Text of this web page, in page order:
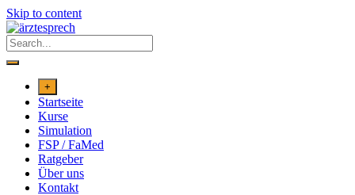
Skip to content
+
Startseite
Kurse
Simulation
FSP / FaMed
Ratgeber
Über uns
Kontakt